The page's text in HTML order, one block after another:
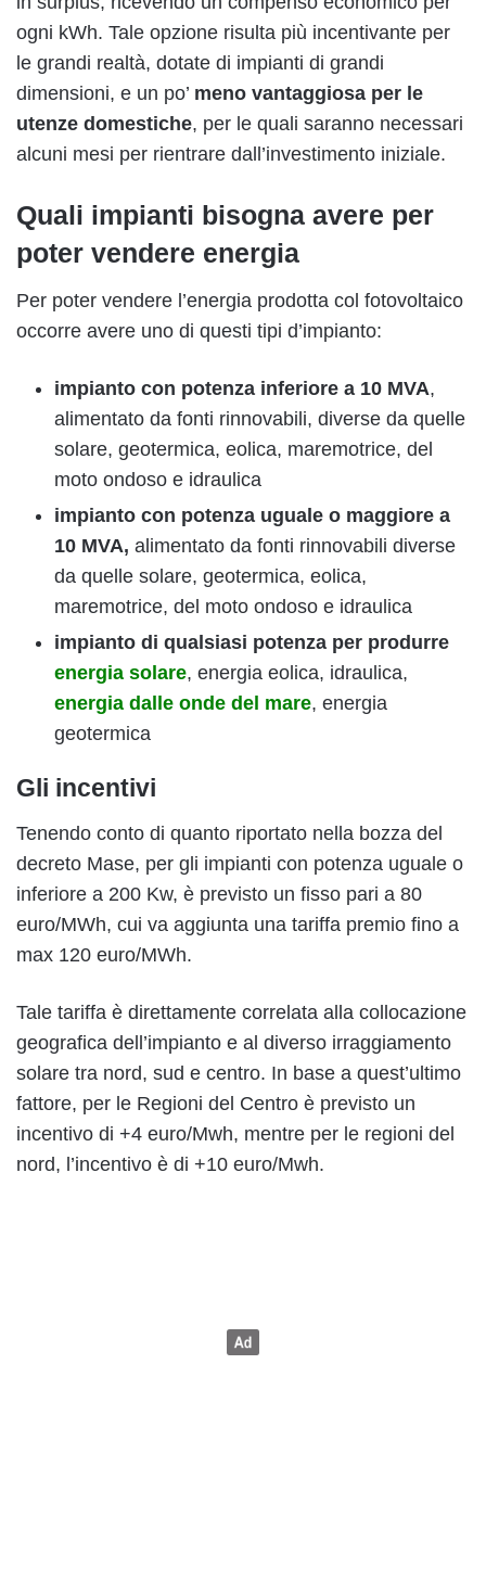
ogni kWh. Tale opzione risulta più incentivante per
le grandi realtà, dotate di impianti di grandi
dimensioni, e un po’ meno vantaggiosa per le
utenze domestiche, per le quali saranno necessari
alcuni mesi per rientrare dall’investimento iniziale.
Quali impianti bisogna avere per
poter vendere energia
Per poter vendere l’energia prodotta col fotovoltaico
occorre avere uno di questi tipi d’impianto:
impianto con potenza inferiore a 10 MVA,
alimentato da fonti rinnovabili, diverse da quelle
solare, geotermica, eolica, maremotrice, del
moto ondoso e idraulica
impianto con potenza uguale o maggiore a
10 MVA, alimentato da fonti rinnovabili diverse
da quelle solare, geotermica, eolica,
maremotrice, del moto ondoso e idraulica
impianto di qualsiasi potenza per produrre
energia solare, energia eolica, idraulica,
energia dalle onde del mare, energia
geotermica
Gli incentivi
Tenendo conto di quanto riportato nella bozza del
decreto Mase, per gli impianti con potenza uguale o
inferiore a 200 Kw, è previsto un fisso pari a 80
euro/MWh, cui va aggiunta una tariffa premio fino a
max 120 euro/MWh.
Tale tariffa è direttamente correlata alla collocazione
geografica dell’impianto e al diverso irraggiamento
solare tra nord, sud e centro. In base a quest’ultimo
fattore, per le Regioni del Centro è previsto un
incentivo di +4 euro/Mwh, mentre per le regioni del
nord, l’incentivo è di +10 euro/Mwh.